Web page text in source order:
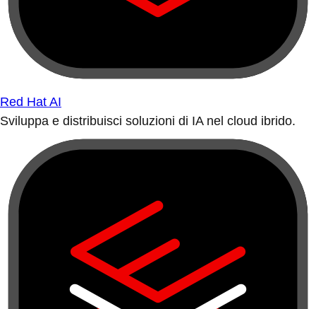
Red Hat AI
Sviluppa e distribuisci soluzioni di IA nel cloud ibrido.